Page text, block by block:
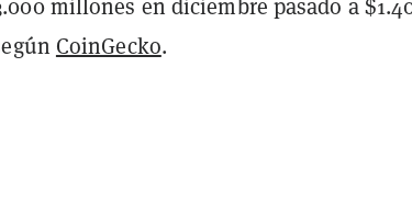
millones en diciembre pasado a
CoinGecko.